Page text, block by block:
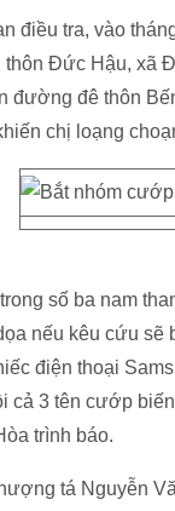
điều tra, vào
thôn Đức Hậu, xã
đường đê thôn
chị loạng
số ba nam
nếu kêu cứu
điện thoại
cả 3 tên cướp
trình báo.
tá Nguyễn